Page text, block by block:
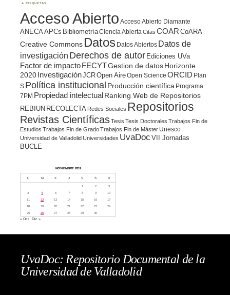
ETIQUETAS
Acceso Abierto Acceso Abierto Diamante
ANECA APCs BibliometríaCiencia Abierta Citas COAR CoARA
Creative Commons Datos Datos Abiertos Datos de
investigación Derechos de autor Ediciones UVa
Factor de impacto FECYTGestion de datosHorizonte
2020 InvestigaciónJCROpen AireOpen Science ORCID Plan
S Política institucional Producción científica Programa
7PM Propiedad intelectualRanking Web de Repositorios
REBIUN RECOLECTA Redes Sociales Repositorios
Revistas CientíficasTesis Tesis Doctorales Trabajos Fin de
Estudios Trabajos Fin de GradoTrabajos Fin de Máster Unesco
Universidad de ValladolidUniversidades UvaDoc VII Jornadas
BUCLE
NOVIEMBRE 2019
L M X J V S D
1 2
3
4
5 6 7 8 9
10
11
12 13 14 15 16
17
18
19 20 21 22 23
24
25
26 27 28 29 30
« Oct Dic »
UvaDoc: Repositorio Documental de la
Universidad de Valladolid